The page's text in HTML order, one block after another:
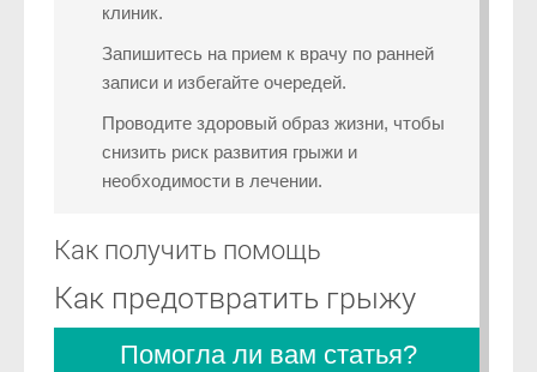
клиник.
Запишитесь на прием к врачу по ранней
записи и избегайте очередей.
Проводите здоровый образ жизни, чтобы
снизить риск развития грыжи и
необходимости в лечении.
Как получить помощь
Как предотвратить грыжу
Помогла ли вам статья?